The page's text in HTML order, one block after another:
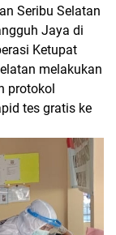
Seribu Selatan
Jaya di
Ketupat
melakukan
protokol
tes gratis ke